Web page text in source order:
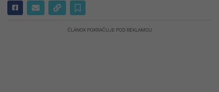
ČLÁNOK POKRAČUJE POD REKLAMOU